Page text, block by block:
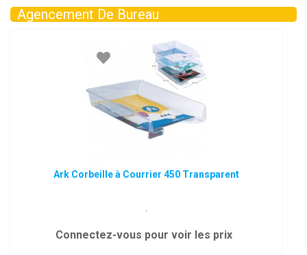
Agencement De Bureau
Ark Corbeille à Courrier 450 Transparent
.
Connectez-vous pour voir les prix